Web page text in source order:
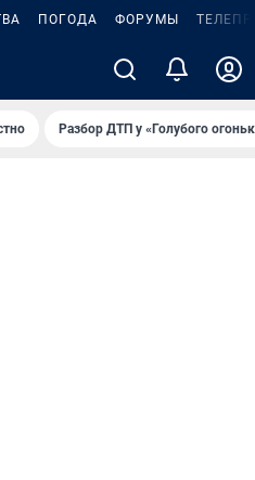
ПОГОДА ФОРУМЫ
Разбор ДТП у «Голубого